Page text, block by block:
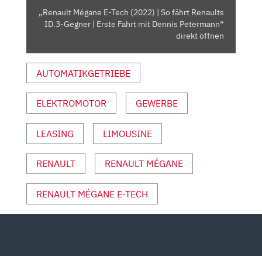
RENAULTS
ID.3-
ERSTE
FAHRT
MIT
DENNIS
VON
YOUTUBE
ANZEIGEN
„Renault Mégane E-Tech (2022) | So fährt Renaults
ID.3-Gegner | Erste Fahrt mit Dennis Petermann“
direkt öffnen
AUTOMATIKGETRIEBE
ELEKTROMOTOR GEWERBE
LEASING LIMOUSINE
RENAULT RENAULT MÉGANE
RENAULT MÉGANE E-TECH